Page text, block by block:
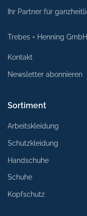
Ihr Partner für
Trebes + Henning
Kontakt
Newsletter abonnieren
Sortiment
Arbeitskleidung
Schutzkleidung
Handschuhe
Schuhe
Kopfschutz